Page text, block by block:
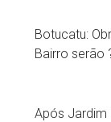
Botucatu:
Bairro serão
Após Jardim